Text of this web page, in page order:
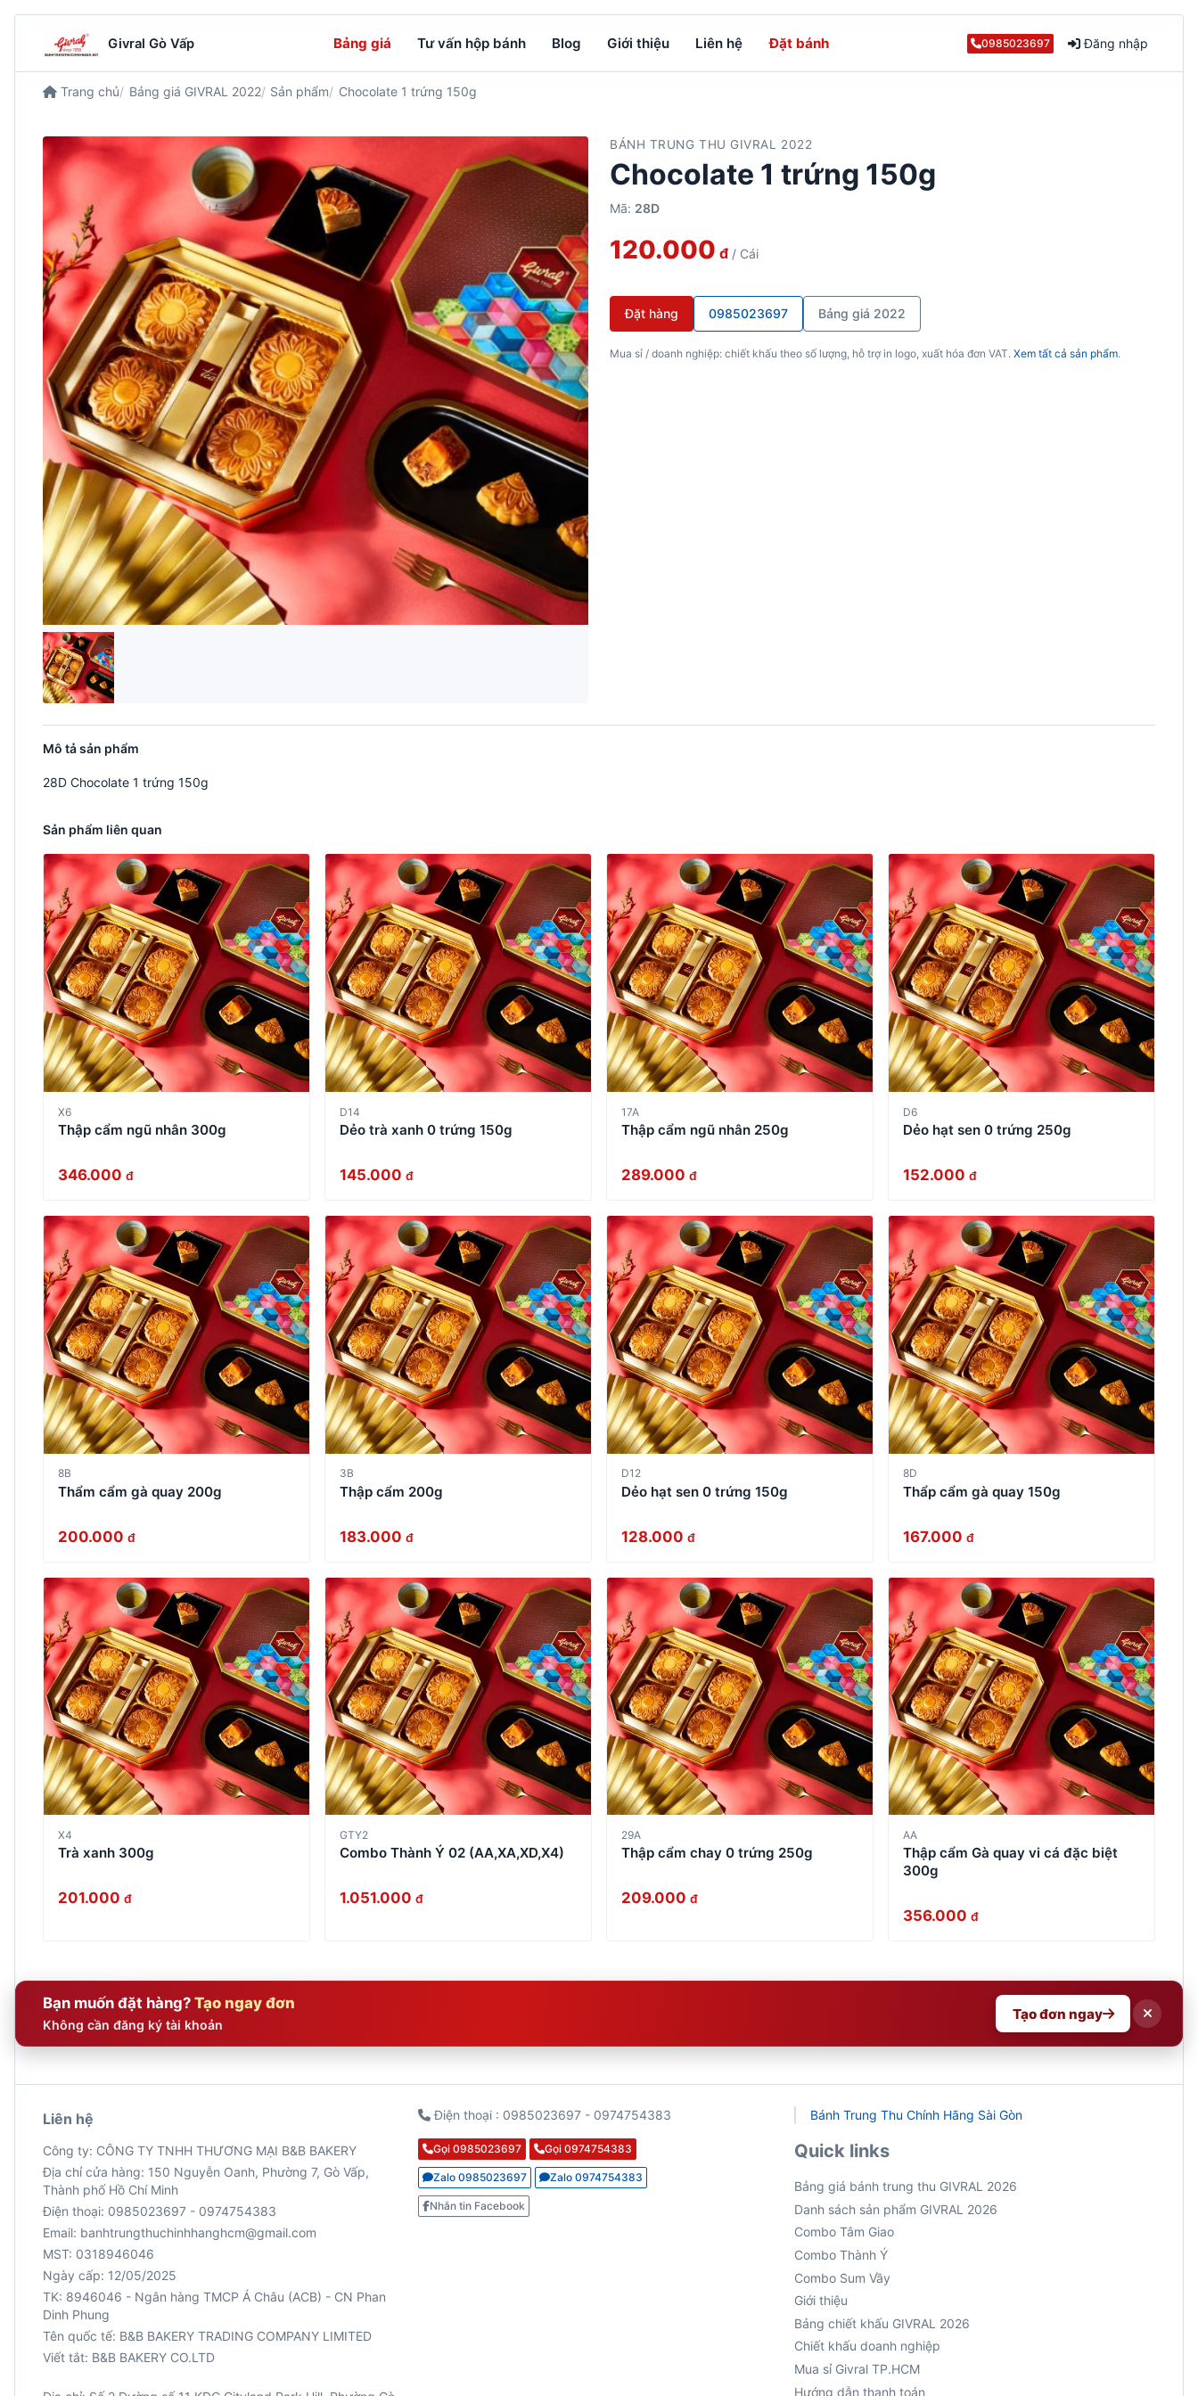
Givral Gò Vấp 0985023697 Đăng nhập
Bảng giá Tư vấn hộp bánh Blog Giới thiệu Liên hệ Đặt bánh
Trang chủ Bảng giá GIVRAL 2022 Sản phẩm Chocolate 1 trứng 150g
BÁNH TRUNG THU GIVRAL 2022
Chocolate 1 trứng 150g
Mã: 28D
120.000 đ / Cái
Đặt hàng 0985023697 Bảng giá 2022
Mua sỉ / doanh nghiệp: chiết khấu theo số lượng, hỗ trợ in logo, xuất hóa đơn VAT. Xem tất cả sản phẩm.
Mô tả sản phẩm
28D Chocolate 1 trứng 150g
Sản phẩm liên quan
X6
Thập cẩm ngũ nhân 300g
346.000 đ
D14
Dẻo trà xanh 0 trứng 150g
145.000 đ
17A
Thập cẩm ngũ nhân 250g
289.000 đ
D6
Dẻo hạt sen 0 trứng 250g
152.000 đ
8B
Thẩm cẩm gà quay 200g
200.000 đ
3B
Thập cẩm 200g
183.000 đ
D12
Dẻo hạt sen 0 trứng 150g
128.000 đ
8D
Thẩp cẩm gà quay 150g
167.000 đ
X4
Trà xanh 300g
201.000 đ
GTY2
Combo Thành Ý 02 (AA,XA,XD,X4)
1.051.000 đ
29A
Thập cẩm chay 0 trứng 250g
209.000 đ
AA
Thập cẩm Gà quay vi cá đặc biệt
300g
356.000 đ
Bạn muốn đặt hàng? Tạo ngay đơn
Không cần đăng ký tài khoản
Tạo đơn ngay
Liên hệ
Công ty: CÔNG TY TNHH THƯƠNG MẠI B&B BAKERY
Địa chỉ cửa hàng: 150 Nguyễn Oanh, Phường 7, Gò Vấp,
Thành phố Hồ Chí Minh
Điện thoại: 0985023697 - 0974754383
Email: banhtrungthuchinhhanghcm@gmail.com
MST: 0318946046
Ngày cấp: 12/05/2025
TK: 8946046 - Ngân hàng TMCP Á Châu (ACB) - CN Phan
Viết tắt: B&B BAKERY CO.LTD
Điện thoại : 0985023697 - 0974754383
Gọi 0985023697 Gọi 0974754383
Zalo 0985023697 Zalo 0974754383
Nhắn tin Facebook
Bánh Trung Thu Chính Hãng Sài Gòn
Quick links
Bảng giá bánh trung thu GIVRAL 2026
Danh sách sản phẩm GIVRAL 2026
Combo Tâm Giao
Combo Thành Ý
Combo Sum Vầy
Giới thiệu
Bảng chiết khấu GIVRAL 2026
Chiết khấu doanh nghiệp
Mua sỉ Givral TP.HCM
Hướng dẫn thanh toán